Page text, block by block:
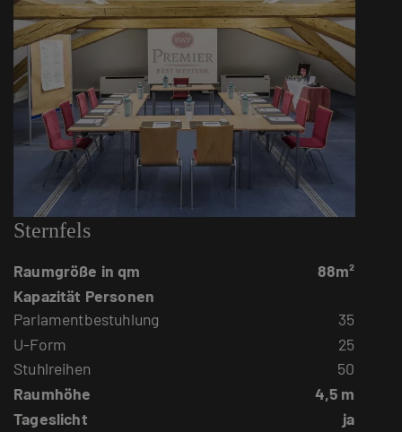
Sternfels
Raumgröße in qm
88m²
Kapazität Personen
Parlamentbestuhlung
35
U-Form
25
Stuhlreihen
50
Raumhöhe
4,5 m
Tageslicht
ja